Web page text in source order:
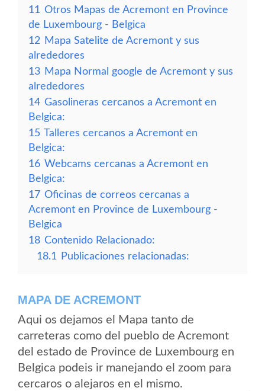
11 Otros Mapas de Acremont en Province
de Luxembourg - Belgica
12 Mapa Satelite de Acremont y sus
alrededores
13 Mapa Normal google de Acremont y sus
alrededores
14 Gasolineras cercanos a Acremont en
Belgica:
15 Talleres cercanos a Acremont en
Belgica:
16 Webcams cercanas a Acremont en
Belgica:
17 Oficinas de correos cercanas a
Acremont en Province de Luxembourg -
Belgica
18 Contenido Relacionado:
18.1
Publicaciones relacionadas:
MAPA DE ACREMONT
Aqui os dejamos el Mapa tanto de
carreteras como del pueblo de Acremont
del estado de Province de Luxembourg en
Belgica podeis ir manejando el zoom para
cercaros o alejaros en el mismo.